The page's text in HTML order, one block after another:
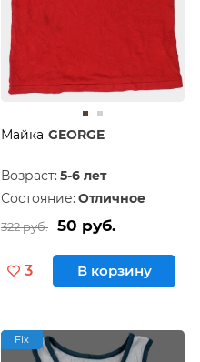
Майка GEORGE
Возраст: 5-6 лет
Состояние: Отличное
322 руб. 50 руб.
3 В корзину
Fix